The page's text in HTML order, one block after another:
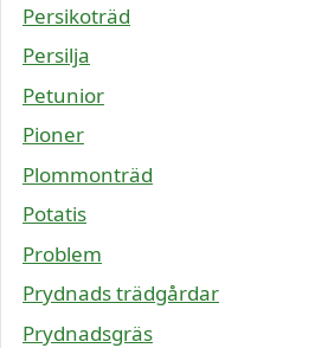
Persikoträd
Persilja
Petunior
Pioner
Plommonträd
Potatis
Problem
Prydnads trädgårdar
Prydnadsgräs